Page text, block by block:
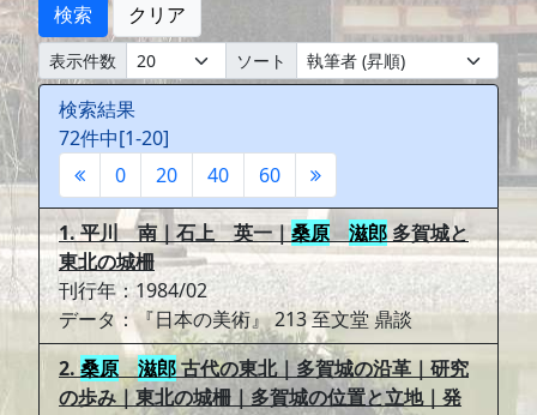
検索
クリア
表示件数 ソート
検索結果
72件中[1-20]
0
20 40 60
1. 平川 南｜石上 英一｜桑原 滋郎多賀城と
東北の城柵
刊行年：1984/02
データ：『日本の美術』 213 至文堂 鼎談
2. 桑原 滋郎古代の東北｜多賀城の沿革｜研究
の歩み｜東北の城柵｜多賀城の位置と立地｜発